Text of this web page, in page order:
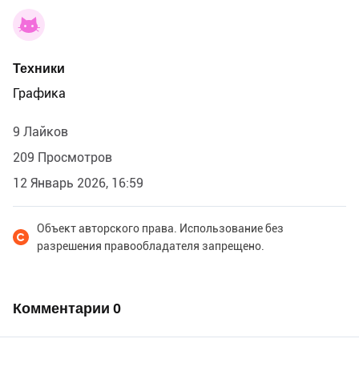
Техники
Графика
9 Лайков
209 Просмотров
12 Январь 2026, 16:59
Объект авторского права. Использование без
разрешения правообладателя запрещено.
Комментарии 0